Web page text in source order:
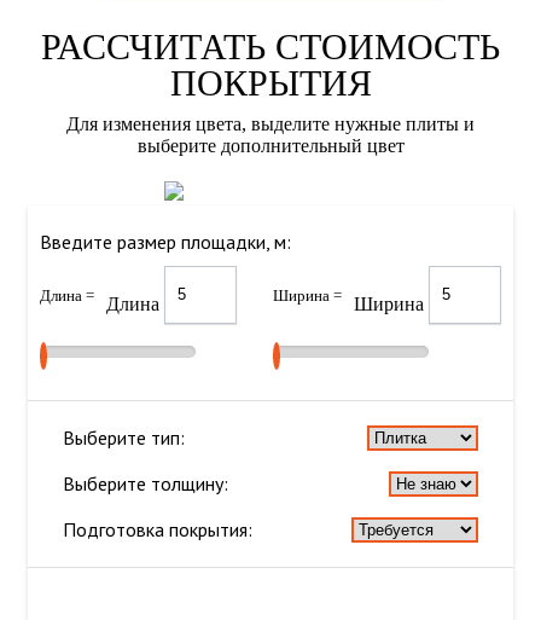
РАССЧИТАТЬ СТОИМОСТЬ
ПОКРЫТИЯ
Для изменения цвета, выделите нужные плиты и
выберите дополнительный цвет
Введите размер площадки, м:
Длина
Длина = Ширина
Ширина =
Выберите тип:
Выберите толщину:
Подготовка покрытия: